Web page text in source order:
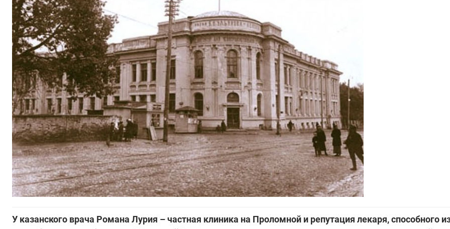
У казанского врача Романа Лурия – частная клиника на Проломной и репутация лекаря, способного